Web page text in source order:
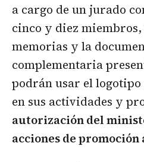
a cargo de un jurado
cinco y diez
memorias y la
complementaria
podrán usar el
en sus actividades y
autorización del
acciones de